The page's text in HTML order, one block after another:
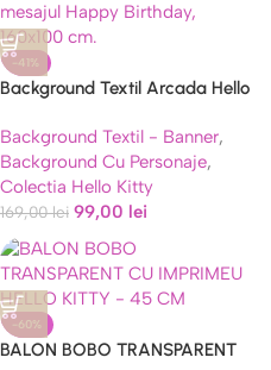
-41%
Background Textil Arcada Hello
Background Textil - Banner,
Background Cu Personaje,
Colectia Hello Kitty
169,00lei 99,00 lei
-60%
BALON BOBO TRANSPARENT